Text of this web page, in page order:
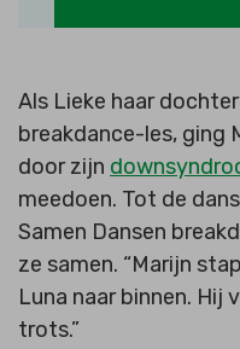
Als Lieke haar
breakdance-les, ging
door zijn
meedoen. Tot de
Samen Dansen
ze samen. “Marijn
Luna naar binnen. Hij
trots.”